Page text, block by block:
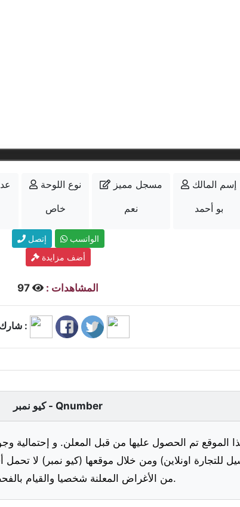
نوع اللوحة
خاص
مسجل مميز
نعم
إسم المالك
بو أحمد
إتصل
الواتسب
أضف مزايدة
المشاهدات :
شارك :
كيو نمبر - Qnumber
الموقع تم الحصول عليها من قبل المعلن. و إحتمالية
للتجارة اونلاين) ومن خلال موقعها (كيو نمبر) لا
من الأغراض المعلنة شخصيا والقيام بالفحص قبل الشراء.